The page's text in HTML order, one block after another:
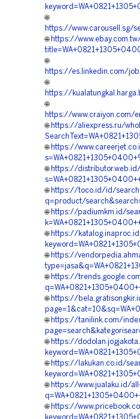
🌐
https://www.carousell.sg/
🌐 https://
🌐
https://es.linkedin.com/
🌐
https://
🌐
https://www.craiyon.com/
🌐 https://aliexpress.ru/
🌐 https://
🌐 https://
🌐 https://toco.id/id/
q=product/
🌐 https://padiumkm.id/
🌐 https://
🌐 https://
🌐 https://
🌐 https://
🌐 https://tanilink.com/
🌐 https://
🌐 https://lakukan.co.id/
🌐 https://www.jualaku.id/
🌐 https://